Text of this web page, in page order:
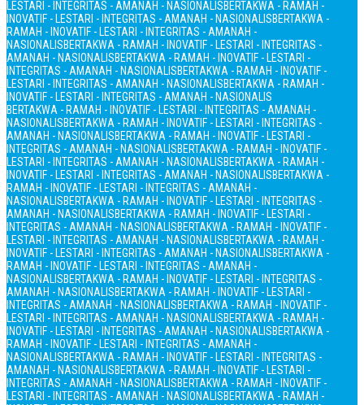
LESTARI - INTEGRITAS - AMANAH - NASIONALISBERTAKWA - RAMAH -
INOVATIF - LESTARI - INTEGRITAS - AMANAH - NASIONALISBERTAKWA -
RAMAH - INOVATIF - LESTARI - INTEGRITAS - AMANAH -
NASIONALISBERTAKWA - RAMAH - INOVATIF - LESTARI - INTEGRITAS -
AMANAH - NASIONALISBERTAKWA - RAMAH - INOVATIF - LESTARI -
INTEGRITAS - AMANAH - NASIONALISBERTAKWA - RAMAH - INOVATIF -
LESTARI - INTEGRITAS - AMANAH - NASIONALISBERTAKWA - RAMAH -
INOVATIF - LESTARI - INTEGRITAS - AMANAH - NASIONALIS
BERTAKWA - RAMAH - INOVATIF - LESTARI - INTEGRITAS - AMANAH -
NASIONALISBERTAKWA - RAMAH - INOVATIF - LESTARI - INTEGRITAS -
AMANAH - NASIONALISBERTAKWA - RAMAH - INOVATIF - LESTARI -
INTEGRITAS - AMANAH - NASIONALISBERTAKWA - RAMAH - INOVATIF -
LESTARI - INTEGRITAS - AMANAH - NASIONALISBERTAKWA - RAMAH -
INOVATIF - LESTARI - INTEGRITAS - AMANAH - NASIONALISBERTAKWA -
RAMAH - INOVATIF - LESTARI - INTEGRITAS - AMANAH -
NASIONALISBERTAKWA - RAMAH - INOVATIF - LESTARI - INTEGRITAS -
AMANAH - NASIONALISBERTAKWA - RAMAH - INOVATIF - LESTARI -
INTEGRITAS - AMANAH - NASIONALISBERTAKWA - RAMAH - INOVATIF -
LESTARI - INTEGRITAS - AMANAH - NASIONALISBERTAKWA - RAMAH -
INOVATIF - LESTARI - INTEGRITAS - AMANAH - NASIONALISBERTAKWA -
RAMAH - INOVATIF - LESTARI - INTEGRITAS - AMANAH -
NASIONALISBERTAKWA - RAMAH - INOVATIF - LESTARI - INTEGRITAS -
AMANAH - NASIONALISBERTAKWA - RAMAH - INOVATIF - LESTARI -
INTEGRITAS - AMANAH - NASIONALISBERTAKWA - RAMAH - INOVATIF -
LESTARI - INTEGRITAS - AMANAH - NASIONALISBERTAKWA - RAMAH -
INOVATIF - LESTARI - INTEGRITAS - AMANAH - NASIONALISBERTAKWA -
RAMAH - INOVATIF - LESTARI - INTEGRITAS - AMANAH -
NASIONALISBERTAKWA - RAMAH - INOVATIF - LESTARI - INTEGRITAS -
AMANAH - NASIONALISBERTAKWA - RAMAH - INOVATIF - LESTARI -
INTEGRITAS - AMANAH - NASIONALISBERTAKWA - RAMAH - INOVATIF -
LESTARI - INTEGRITAS - AMANAH - NASIONALISBERTAKWA - RAMAH -